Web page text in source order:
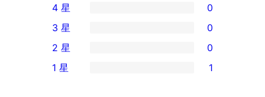
条
5
星
评
条
4
星
4 星 0
0
条
3
3 星 0
条
2 星 0
1 星 1